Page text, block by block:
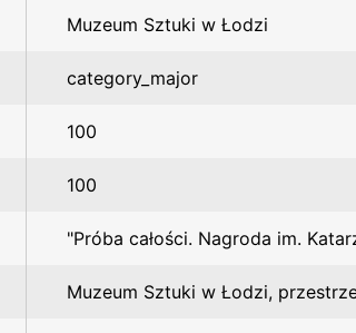
Muzeum Sztuki w Łodzi
category_major
100
100
"Próba całości. Nagroda im.
Muzeum Sztuki w Łodzi,